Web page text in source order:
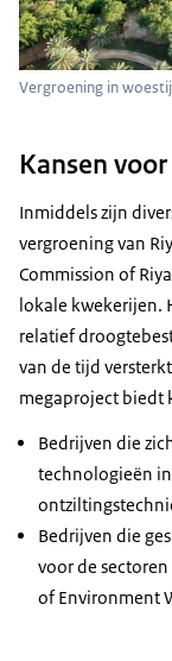
Vergroening in
Kansen
Inmiddels zijn
vergroening van
Commission of
lokale kwekerijen.
relatief
van de tijd
megaproject biedt
Bedrijven die
technologieën
Bedrijven die
voor de
of Environment